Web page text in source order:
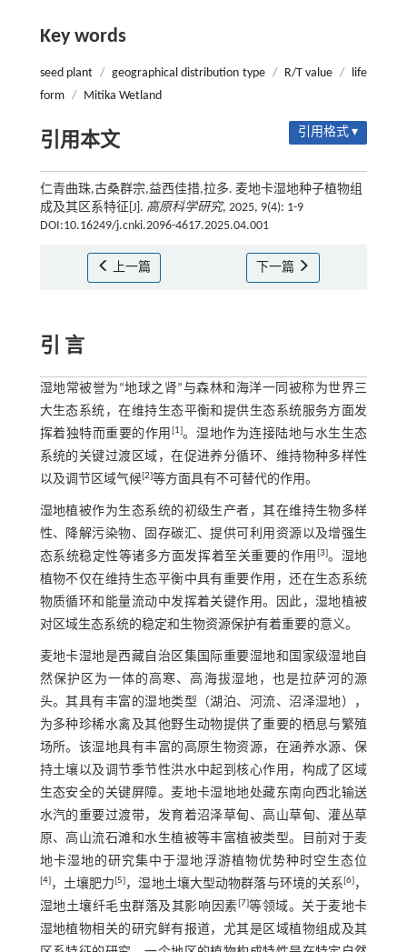
Key words
seed plant / geographical distribution type / R/T value / life
form / Mitika Wetland
引用本文 引用格式 ▾
仁青曲珠,古桑群宗,益西佳措,拉多. 麦地卡湿地种子植物组
成及其区系特征[J]. 高原科学研究, 2025, 9(4): 1-9
DOI:10.16249/j.cnki.2096-4617.2025.04.001
上一篇 下一篇
引 言
湿地常被誉为“地球之肾”与森林和海洋一同被称为世界三
大生态系统，在维持生态平衡和提供生态系统服务方面发
挥着独特而重要的作用 [1]。湿地作为连接陆地与水生生态
系统的关键过渡区域，在促进养分循环、维持物种多样性
以及调节区域气候[2]等方面具有不可替代的作用。
湿地植被作为生态系统的初级生产者，其在维持生物多样
性、降解污染物、固存碳汇、提供可利用资源以及增强生
态系统稳定性等诸多方面发挥着至关重要的作用 [3]。湿地
植物不仅在维持生态平衡中具有重要作用，还在生态系统
物质循环和能量流动中发挥着关键作用。因此，湿地植被
对区域生态系统的稳定和生物资源保护有着重要的意义。
麦地卡湿地是西藏自治区集国际重要湿地和国家级湿地自
然保护区为一体的高寒、高海拔湿地，也是拉萨河的源
头。其具有丰富的湿地类型（湖泊、河流、沼泽湿地），
为多种珍稀水禽及其他野生动物提供了重要的栖息与繁殖
场所。该湿地具有丰富的高原生物资源，在涵养水源、保
持土壤以及调节季节性洪水中起到核心作用，构成了区域
生态安全的关键屏障。麦地卡湿地地处藏东南向西北输送
水汽的重要过渡带，发育着沼泽草甸、高山草甸、灌丛草
原、高山流石滩和水生植被等丰富植被类型。目前对于麦
地卡湿地的研究集中于湿地浮游植物优势种时空生态位
[4]，土壤肥力[5] ，湿地土壤大型动物群落与环境的关系[6] ，
湿地土壤纤毛虫群落及其影响因素[7]等领域。关于麦地卡
湿地植物相关的研究鲜有报道，尤其是区域植物组成及其